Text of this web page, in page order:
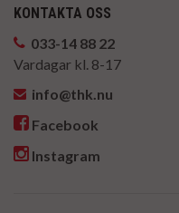
KONTAKTA OSS
033-14 88 22
Vardagar kl. 8-17
info@thk.nu
Facebook
Instagram